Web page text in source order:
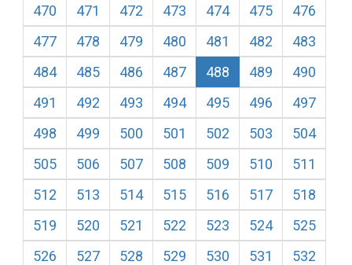
470 471 472 473 474 475
476
477
478 479 480 481 482
483
484
485 486 487 488 489
490
491
492 493 494 495 496
497
498
499 500 501 502 503
504
505
506 507 508 509 510
511
512
513 514 515 516 517
518
519
520 521 522 523 524
525
526
527 528 529 530 531
532